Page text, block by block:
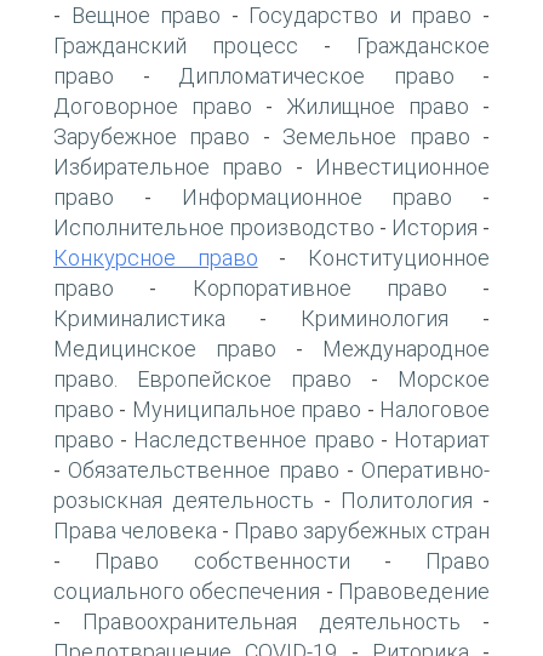
- Вещное право - Государство и право -
Гражданский процесс -
Гражданское
право - Дипломатическое право -
Договорное право - Жилищное право -
Зарубежное право - Земельное право -
Избирательное право -
Инвестиционное
право - Информационное право -
Исполнительное производство - История -
Конкурсное право -
Конституционное
право - Корпоративное право -
Криминалистика - Криминология -
Медицинское право -
Международное
право. Европейское право -
Морское
право - Муниципальное право - Налоговое
право - Наследственное право - Нотариат
- Обязательственное право - Оперативно-
розыскная деятельность - Политология -
Права человека - Право зарубежных стран
- Право собственности -
Право
социального обеспечения - Правоведение
- Правоохранительная деятельность -